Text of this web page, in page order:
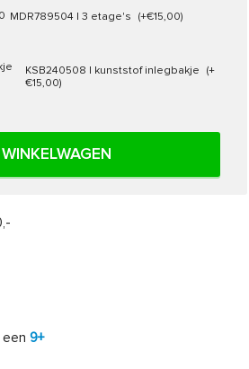
MDR789504 | 3 etage's (+€15,00)
KSB240508 | kunststof inlegbakje
(+
€15,00)
WINKELWAGEN
een 9+